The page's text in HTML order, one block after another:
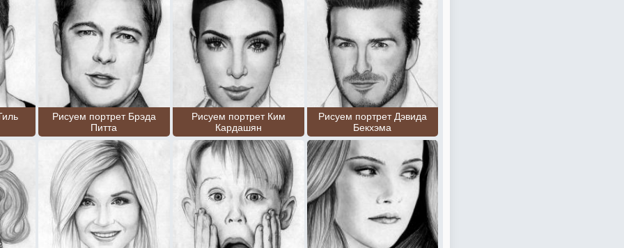
Рисуем портрет Брэда
Питта
Рисуем портрет Ким
Кардашян
Рисуем портрет Дэвида
Бекхэма